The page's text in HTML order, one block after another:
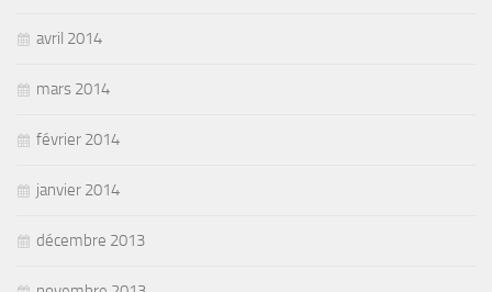
avril 2014
mars 2014
février 2014
janvier 2014
décembre 2013